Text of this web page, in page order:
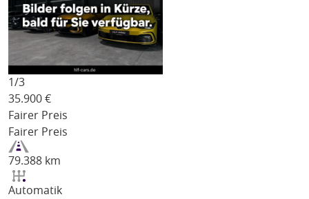
1/3
35.900 €
Fairer Preis
Fairer Preis
79.388 km
Automatik